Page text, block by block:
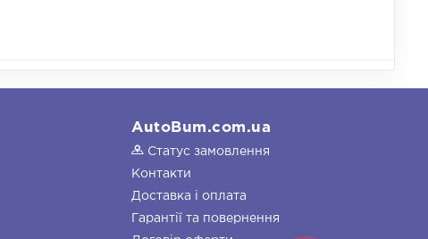
AutoBum.com.ua
Статус замовлення
Контакти
Доставка і оплата
Гарантії та повернення